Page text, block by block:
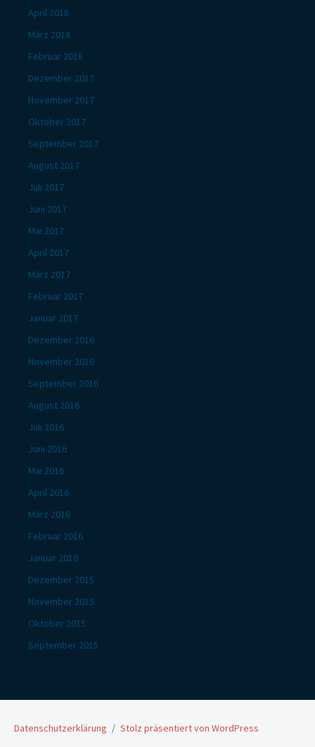
April 2018
März 2018
Februar 2018
Dezember 2017
November 2017
Oktober 2017
September 2017
August 2017
Juli 2017
Juni 2017
Mai 2017
April 2017
März 2017
Februar 2017
Januar 2017
Dezember 2016
November 2016
September 2016
August 2016
Juli 2016
Juni 2016
Mai 2016
April 2016
März 2016
Februar 2016
Januar 2016
Dezember 2015
November 2015
Oktober 2015
September 2015
Datenschutzerklärung Stolz präsentiert von WordPress